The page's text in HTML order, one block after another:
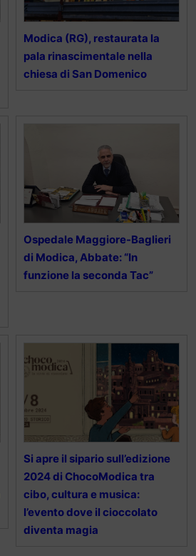
Modica (RG), restaurata la
pala rinascimentale nella
chiesa di San Domenico
Ospedale Maggiore-Baglieri
di Modica, Abbate: “In
funzione la seconda Tac”
Si apre il sipario sull’edizione
2024 di ChocoModica tra
cibo, cultura e musica:
l’evento dove il cioccolato
diventa magia